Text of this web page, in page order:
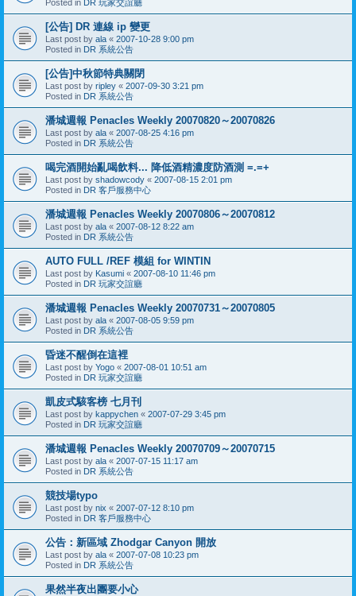
Posted in DR 玩家交誼廳
[公告] DR 連線 ip 變更
Last post by ala « 2007-10-28 9:00 pm
Posted in DR 系統公告
[公告]中秋節特典關閉
Last post by ripley « 2007-09-30 3:21 pm
Posted in DR 系統公告
潘城週報 Penacles Weekly 20070820～20070826
Last post by ala « 2007-08-25 4:16 pm
Posted in DR 系統公告
喝完酒開始亂喝飲料... 降低酒精濃度防酒測 =.=+
Last post by shadowcody « 2007-08-15 2:01 pm
Posted in DR 客戶服務中心
潘城週報 Penacles Weekly 20070806～20070812
Last post by ala « 2007-08-12 8:22 am
Posted in DR 系統公告
AUTO FULL /REF 模組 for WINTIN
Last post by Kasumi « 2007-08-10 11:46 pm
Posted in DR 玩家交誼廳
潘城週報 Penacles Weekly 20070731～20070805
Last post by ala « 2007-08-05 9:59 pm
Posted in DR 系統公告
昏迷不醒倒在這裡
Last post by Yogo « 2007-08-01 10:51 am
Posted in DR 玩家交誼廳
凱皮式駭客榜 七月刊
Last post by kappychen « 2007-07-29 3:45 pm
Posted in DR 玩家交誼廳
潘城週報 Penacles Weekly 20070709～20070715
Last post by ala « 2007-07-15 11:17 am
Posted in DR 系統公告
競技場typo
Last post by nix « 2007-07-12 8:10 pm
Posted in DR 客戶服務中心
公告：新區域 Zhodgar Canyon 開放
Last post by ala « 2007-07-08 10:23 pm
Posted in DR 系統公告
果然半夜出團要小心